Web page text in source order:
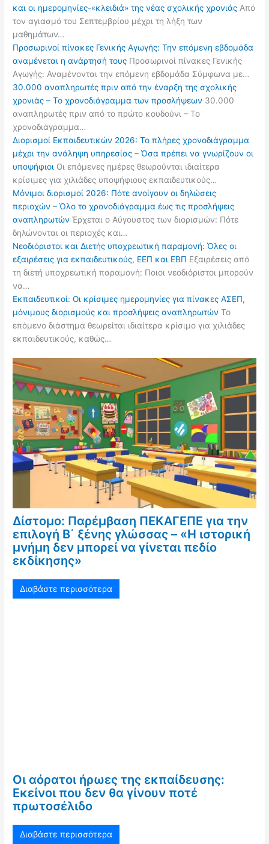
και οι ημερομηνίες-«κλειδιά» της νέας σχολικής χρονιάς Από
τον αγιασμό του Σεπτεμβρίου μέχρι τη λήξη των
μαθημάτων…
Προσωρινοί πίνακες Γενικής Αγωγής: Την επόμενη εβδομάδα
αναμένεται η ανάρτησή τους Προσωρινοί πίνακες Γενικής
Αγωγής: Αναμένονται την επόμενη εβδομάδα Σύμφωνα με…
30.000 αναπληρωτές πριν από την έναρξη της σχολικής
χρονιάς – Το χρονοδιάγραμμα των προσλήψεων 30.000
αναπληρωτές πριν από το πρώτο κουδούνι – Το
χρονοδιάγραμμα…
Διορισμοί Εκπαιδευτικών 2026: Το πλήρες χρονοδιάγραμμα
μέχρι την ανάληψη υπηρεσίας – Όσα πρέπει να γνωρίζουν οι
υποψήφιοι Οι επόμενες ημέρες θεωρούνται ιδιαίτερα
κρίσιμες για χιλιάδες υποψήφιους εκπαιδευτικούς…
Μόνιμοι διορισμοί 2026: Πότε ανοίγουν οι δηλώσεις
περιοχών – Όλο το χρονοδιάγραμμα έως τις προσλήψεις
αναπληρωτών Έρχεται ο Αύγουστος των διορισμών: Πότε
δηλώνονται οι περιοχές και…
Νεοδιόριστοι και Διετής υποχρεωτική παραμονή: Όλες οι
εξαιρέσεις για εκπαιδευτικούς, ΕΕΠ και ΕΒΠ Εξαιρέσεις από
τη διετή υποχρεωτική παραμονή: Ποιοι νεοδιόριστοι μπορούν
να…
Εκπαιδευτικοί: Οι κρίσιμες ημερομηνίες για πίνακες ΑΣΕΠ,
μόνιμους διορισμούς και προσλήψεις αναπληρωτών Το
επόμενο διάστημα θεωρείται ιδιαίτερα κρίσιμο για χιλιάδες
εκπαιδευτικούς, καθώς…
Δίστομο: Παρέμβαση ΠΕΚΑΓΕΠΕ για την
επιλογή Β΄ ξένης γλώσσας – «Η ιστορική
μνήμη δεν μπορεί να γίνεται πεδίο
εκδίκησης»
Διαβάστε περισσότερα
Οι αόρατοι ήρωες της εκπαίδευσης:
Εκείνοι που δεν θα γίνουν ποτέ
πρωτοσέλιδο
Διαβάστε περισσότερα